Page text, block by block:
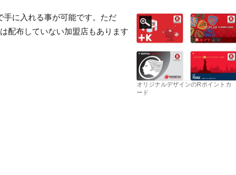
オリジナルデザインのRポイントカ
ード
手に入れる事が可能です。ただ
配布していない加盟店もあります